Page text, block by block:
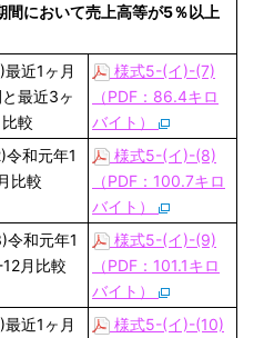
間において売上高等が5％以上
最近1ヶ月
最近3ヶ
比較
様式5-(イ)-(7)
（PDF：86.4キロ
バイト）
令和元年1
比較
様式5-(イ)-(8)
（PDF：100.7キロ
バイト）
令和元年1
月比較
様式5-(イ)-(9)
（PDF：101.1キロ
バイト）
最近1ヶ月
様式5-(イ)-(10)